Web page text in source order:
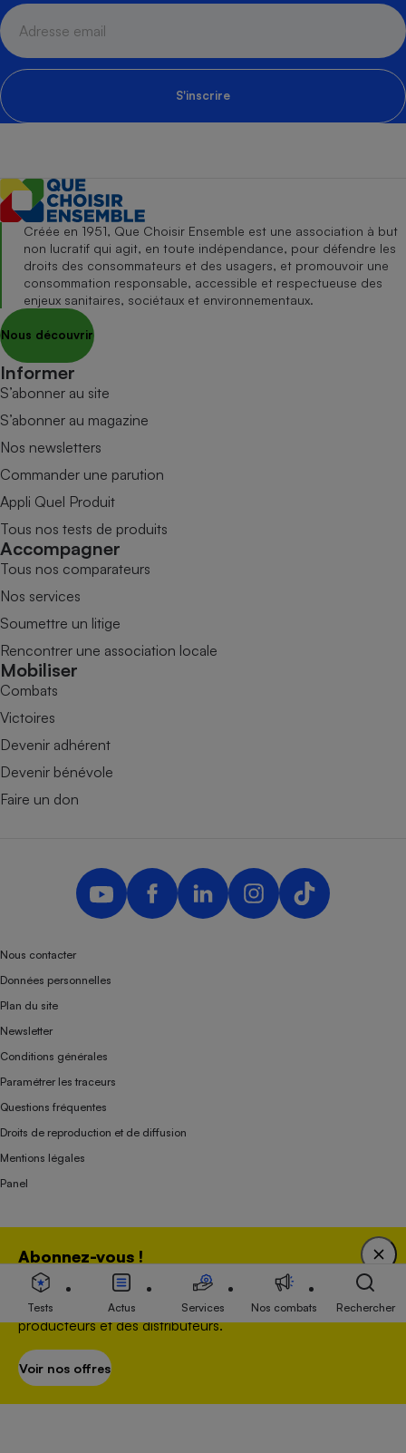
S'inscrire
Abonnez-vous !
Bénéficiez d'une expertise unique tout en soutenant
une association 100 % indépendante de l'Etat, des
producteurs et des distributeurs.
Voir nos offres
Créée en 1951, Que Choisir Ensemble est une association à but
non lucratif qui agit, en toute indépendance, pour défendre les
droits des consommateurs et des usagers, et promouvoir une
consommation responsable, accessible et respectueuse des
enjeux sanitaires, sociétaux et environnementaux.
Nous découvrir
Informer
S’abonner au site
S’abonner au magazine
Nos newsletters
Commander une parution
Appli Quel Produit
Tous nos tests de produits
Accompagner
Tous nos comparateurs
Nos services
Soumettre un litige
Rencontrer une association locale
Mobiliser
Combats
Victoires
Devenir adhérent
Devenir bénévole
Faire un don
Nous contacter
Données personnelles
Plan du site
Newsletter
Conditions générales
Paramétrer les traceurs
Questions fréquentes
Droits de reproduction et de diffusion
Mentions légales
Panel
Association indépendante de l’État, des syndicats, des producteurs et des
distributeurs depuis 1951.
Tests Actus Services Nos combats Rechercher